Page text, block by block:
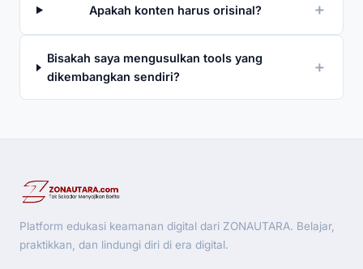
Apakah konten harus orisinal? ＋
Bisakah saya mengusulkan tools yang
dikembangkan sendiri?
＋
Platform edukasi keamanan digital dari ZONAUTARA. Belajar,
praktikkan, dan lindungi diri di era digital.